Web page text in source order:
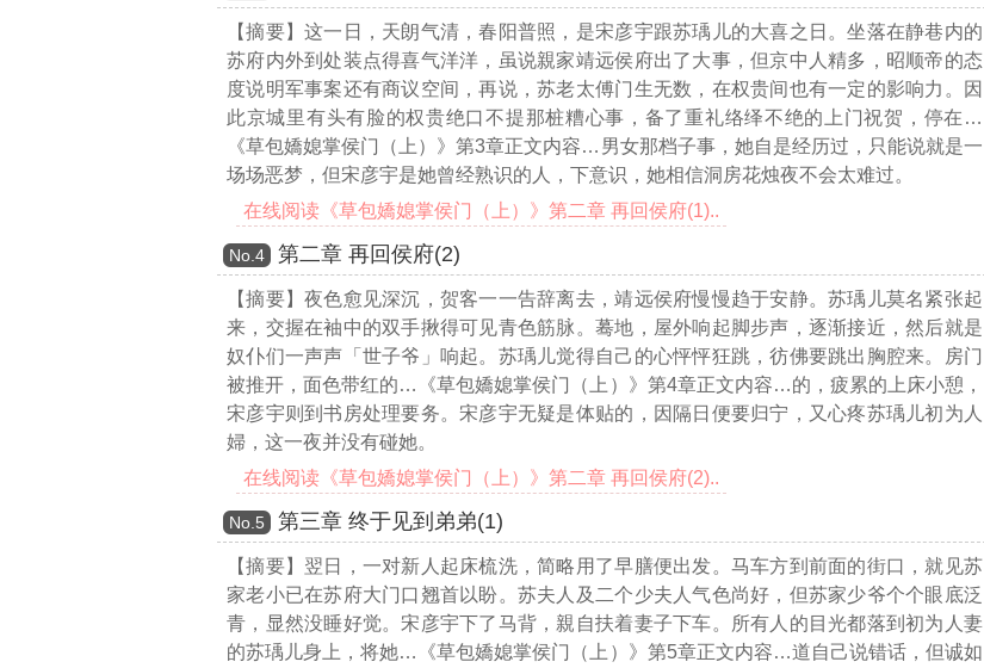
【摘要】这一日，天朗气清，春阳普照，是宋彦宇跟苏瑀儿的大喜之日。坐落在静巷内的
苏府内外到处装点得喜气洋洋，虽说親家靖远侯府出了大事，但京中人精多，昭顺帝的态
度说明军事案还有商议空间，再说，苏老太傅门生无数，在权贵间也有一定的影响力。因
此京城里有头有脸的权贵绝口不提那桩糟心事，备了重礼络绎不绝的上门祝贺，停在 …
《草包嬌媳掌侯门（上）》第3章正文内容… 男女那档子事，她自是经历过，只能说就是一
场场恶梦，但宋彦宇是她曾经熟识的人，下意识，她相信洞房花烛夜不会太难过。
在线阅读《草包嬌媳掌侯门（上）》第二章 再回侯府(1)..
Νο.4 第二章 再回侯府(2)
【摘要】夜色愈见深沉，贺客一一告辞离去，靖远侯府慢慢趋于安静。苏瑀儿莫名紧张起
来，交握在袖中的双手揪得可见青色筋脉。蓦地，屋外响起脚步声，逐渐接近，然后就是
奴仆们一声声「世子爷」响起。苏瑀儿觉得自己的心怦怦狂跳，彷佛要跳出胸腔来。房门
被推开，面色带红的…《草包嬌媳掌侯门（上）》第4章正文内容…的，疲累的上床小憩，
宋彦宇则到书房处理要务。宋彦宇无疑是体贴的，因隔日便要归宁，又心疼苏瑀儿初为人
婦，这一夜并没有碰她。
在线阅读《草包嬌媳掌侯门（上）》第二章 再回侯府(2)..
Νο.5 第三章 终于见到弟弟(1)
【摘要】翌日，一对新人起床梳洗，简略用了早膳便出发。马车方到前面的街口，就见苏
家老小已在苏府大门口翘首以盼。苏夫人及二个少夫人气色尚好，但苏家少爷个个眼底泛
青，显然没睡好觉。宋彦宇下了马背，親自扶着妻子下车。所有人的目光都落到初为人妻
的苏瑀儿身上，将她…《草包嬌媳掌侯门（上）》第5章正文内容…道自己说错话，但诚如